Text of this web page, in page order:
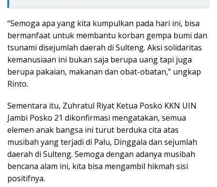
“Semoga apa yang kita kumpulkan pada hari ini, bisa
bermanfaat untuk membantu korban gempa bumi dan
tsunami disejumlah daerah di Sulteng. Aksi solidaritas
kemanusiaan ini bukan saja berupa uang tapi juga
berupa pakaian, makanan dan obat-obatan,” ungkap
Rinto.
Sementara itu, Zuhratul Riyat Ketua Posko KKN UIN
Jambi Posko 21 dikonfirmasi mengatakan, semua
elemen anak bangsa ini turut berduka cita atas
musibah yang terjadi di Palu, Dinggala dan sejumlah
daerah di Sulteng. Semoga dengan adanya musibah
bencana alam ini, kita bisa mengambil hikmah sisi
positifnya.